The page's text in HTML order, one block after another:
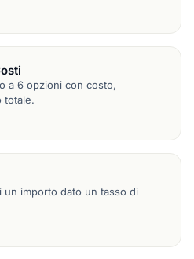
a 6 opzioni con costo,
totale.
importo dato un tasso di